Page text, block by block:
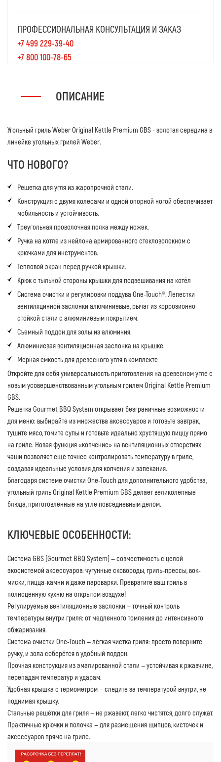
ПРОФЕССИОНАЛЬНАЯ КОНСУЛЬТАЦИЯ И ЗАКАЗ
+7 499 229-39-40
+7 800 100-78-65
ОПИСАНИЕ
Угольный гриль Weber Original Kettle Premium GBS - золотая середина в
линейке угольных грилей Weber.
ЧТО НОВОГО?
Решетка для угля из жаропрочной стали.
Конструкция с двумя колесами и одной опорной ногой обеспечивает
мобильность и устойчивость.
Треугольная проволочная полка между ножек.
Ручка на котле из нейлона армированного стекловолокном с
крючками для инструментов.
Тепловой экран перед ручкой крышки.
Крюк с тыльной стороны крышки для подвешивания на котёл
Система очистки и регулировки поддува One-Touch®. Лепестки
вентиляцинной заслонки алюминиевые, рычаг из коррозионно-
стойкой стали с алюминиевым покрытием.
Съемный поддон для золы из алюминия.
Алюминиевая вентиляционная заслонка на крышке.
Мерная емкость для древесного угля в комплекте
Откройте для себя универсальность приготовления на древесном угле с
новым усовершенствованным угольным грилем Original Kettle Premium
GBS.
Решетка Gourmet BBQ System открывает безграничные возможности
для меню: выбирайте из множества аксессуаров и готовьте завтрак,
тушите мясо, томите супы и готовьте идеально хрустящую пиццу прямо
на гриле. Новая функция «копчение» на вентиляционных отверстиях
чаши позволяет ещё точнее контролировать температуру в гриле,
создавая идеальные условия для копчения и запекания.
Благодаря системе очистки One-Touch для дополнительного удобства,
угольный гриль Original Kettle Premium GBS делает великолепные
блюда, приготовленные на угле повседневным делом.
КЛЮЧЕВЫЕ ОСОБЕННОСТИ:
Система GBS (Gourmet BBQ System) — совместимость с целой
экосистемой аксессуаров: чугунные сковороды, гриль-прессы, вок-
миски, пицца-камни и даже пароварки. Превратите ваш гриль в
полноценную кухню на открытом воздухе!
Регулируемые вентиляционные заслонки — точный контроль
температуры внутри гриля: от медленного томления до интенсивного
обжаривания.
Система очистки One-Touch— лёгкая чистка гриля: просто поверните
ручку, и зола соберётся в удобный поддон.
Прочная конструкция из эмалированной стали — устойчивая к ржавчине,
перепадам температур и ударам.
Удобная крышка с термометром— следите за температурой внутри, не
поднимая крышку.
Стальные решётки для гриля— не ржавеют, легко чистятся, долго служат.
Практичные крючки и полочка — для размещения щипцов, кисточек и
аксессуаров прямо на гриле.